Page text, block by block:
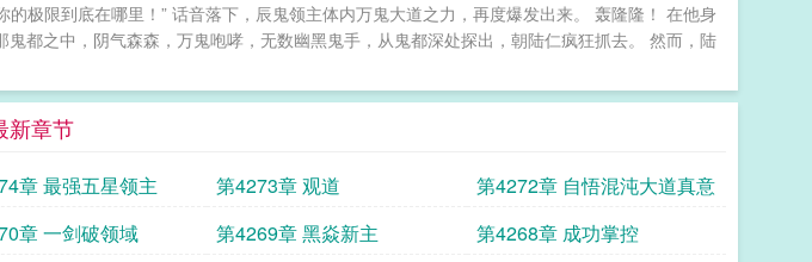
的极限到底在哪里！” 话音落下，辰鬼领主体内万鬼大道之力，再度爆发出来。 轰隆隆！ 在他身
都之中，阴气森森，万鬼咆哮，无数幽黑鬼手，从鬼都深处探出，朝陆仁疯狂抓去。 然而，陆
新章节
章 最强五星领主 第4273章 观道
第4272章 自悟混沌大道真意
章 一剑破领域 第4269章 黑焱新主
第4268章 成功掌控